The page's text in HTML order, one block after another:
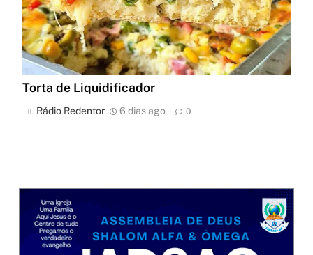
Torta de Liquidificador
Rádio Redentor 6 dias ago 0